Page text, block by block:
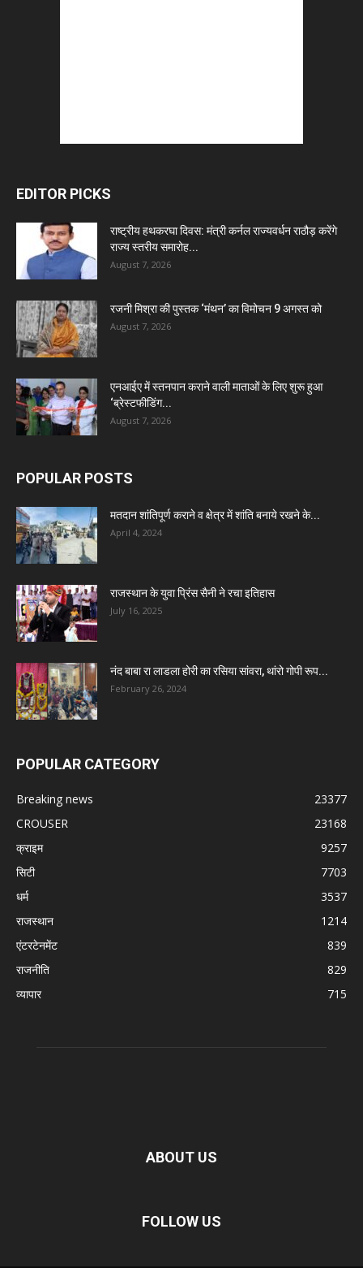
EDITOR PICKS
राष्ट्रीय हथकरघा दिवस: मंत्री कर्नल राज्यवर्धन राठौड़ करेंगे
राज्य स्तरीय समारोह...
August 7, 2026
रजनी मिश्रा की पुस्तक ‘मंथन’ का विमोचन 9 अगस्त को
August 7, 2026
एनआईए में स्तनपान कराने वाली माताओं के लिए शुरू हुआ
‘ब्रेस्टफीडिंग...
August 7, 2026
POPULAR POSTS
मतदान शांतिपूर्ण कराने व क्षेत्र में शांति बनाये रखने के...
April 4, 2024
राजस्थान के युवा प्रिंस सैनी ने रचा इतिहास
July 16, 2025
नंद बाबा रा लाडला होरी का रसिया सांवरा, थांरो गोपी रूप...
February 26, 2024
POPULAR CATEGORY
Breaking news
23377
CROUSER
23168
क्राइम
9257
सिटी
7703
धर्म
3537
राजस्थान
1214
एंटरटेनमेंट
839
राजनीति
829
व्यापार
715
ABOUT US
FOLLOW US